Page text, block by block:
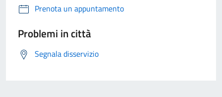
Prenota un appuntamento
Problemi in città
Segnala disservizio